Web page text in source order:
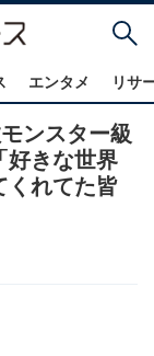
エンタメ リサ
ンスター級
好きな世界
くれてた皆